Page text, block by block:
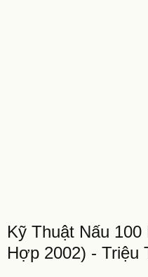
Kỹ Thuật Nấu
Hợp 2002) - Triệu